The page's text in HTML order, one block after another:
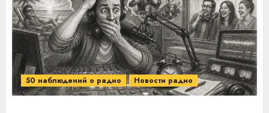
50 наблюдений о радио Новости радио